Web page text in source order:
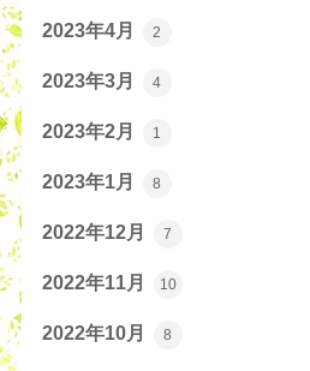
2023年4月 2
2023年3月 4
2023年2月 1
2023年1月 8
2022年12月 7
2022年11月 10
2022年10月 8